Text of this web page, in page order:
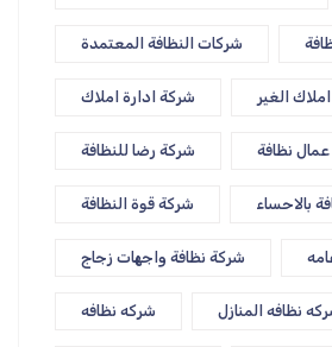
شركات النظافة المعتمدة
شركة ادارة املاك الغير
شركة رضا للنظافة نظافة
شركة قوة النظافة بالاحساء
شركة نظافة واجهات زجاج
شركه نظافه نظافه المنازل